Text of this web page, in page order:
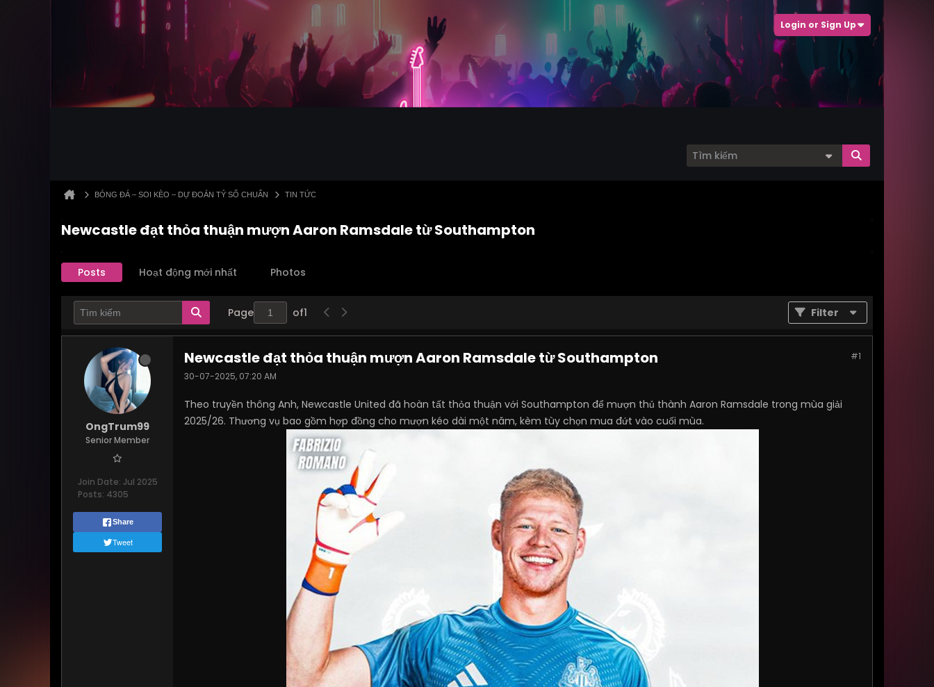
Login or Sign Up
BÓNG ĐÁ – SOI KÈO – DỰ ĐOÁN TỶ SỐ CHUẨN TIN TỨC
Newcastle đạt thỏa thuận mượn Aaron Ramsdale từ Southampton
Posts Hoạt động mới nhất Photos
Page of1 Filter
OngTrum99
Senior Member
Join Date: Jul 2025
Posts: 4305
Share
Tweet
#1
Newcastle đạt thỏa thuận mượn Aaron Ramsdale từ Southampton
30-07-2025, 07:20 AM
Theo truyền thông Anh, Newcastle United đã hoàn tất thỏa thuận với Southampton để mượn thủ thành Aaron Ramsdale trong mùa giải
2025/26. Thương vụ bao gồm hợp đồng cho mượn kéo dài một năm, kèm tùy chọn mua đứt vào cuối mùa.